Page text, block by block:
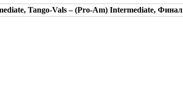
Tango-Vals – (Pro-Am) Intermediate, Финал